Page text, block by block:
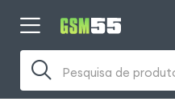
Pesquisa de